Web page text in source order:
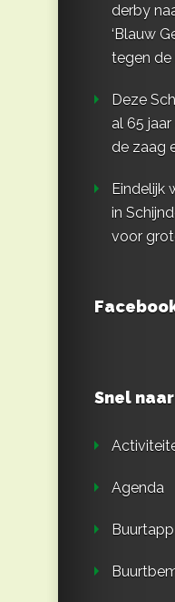
derby
‘Blauw
tegen de
Deze
al 65
de zaag
Eindelijk
in
voor
Snel naar
Agenda
Buurtapp